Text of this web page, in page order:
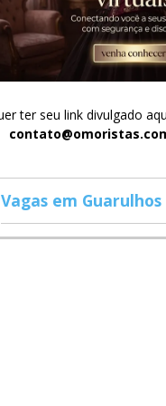
ter seu link divulgado
Vagas em Guarulhos